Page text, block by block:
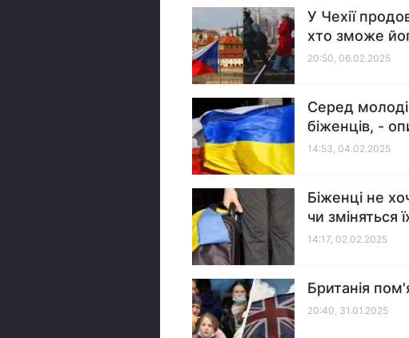
У Чехії
хто зможе
20:50, 06.02.2025
Серед молоді
біженців, -
14:53, 04.02.2025
Біженці не
чи зміняться
14:17, 02.02.2025
Британія
20:40, 31.01.2025